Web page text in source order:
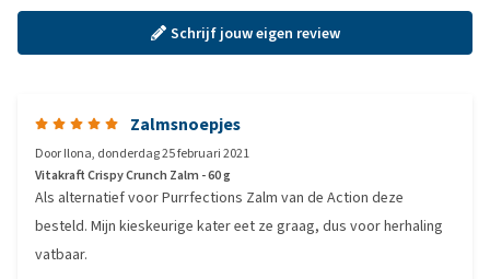
Schrijf jouw eigen review
Zalmsnoepjes
DoorIlona, donderdag 25 februari 2021
Vitakraft Crispy Crunch Zalm - 60 g
Als alternatief voor Purrfections Zalm van de Action deze
besteld. Mijn kieskeurige kater eet ze graag, dus voor herhaling
vatbaar.